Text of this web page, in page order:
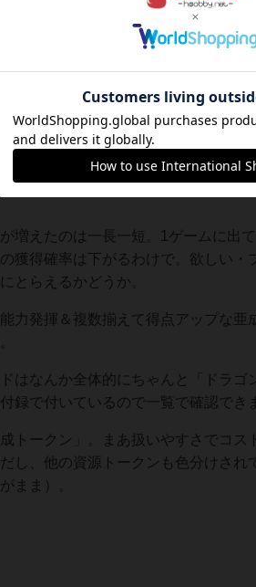
粋な味変。ラウンドトラックボード
洞窟共に）の獲得運に左右されると
増えたのは一長一短。1ゲームに出
獲得確率は下がるわけで。欲しい・
とらえるかどうか。
力発揮＆複数揃えて得点アップな亜
はなんか全体的にちゃんと「ドラゴ
録で付いているので一覧で確認でき
トークン」。まあ扱いやすさでコス
し、他の資源トークンも色分けされ
まま）。